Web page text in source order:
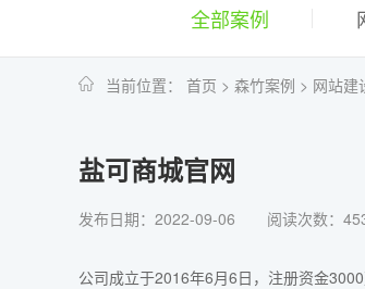
全部案例
当前位置： 首页 > 森竹案例 > 网站建
盐可商城官网
发布日期：2022-09-06 阅读次数：
公司成立于2016年6月6日，注册资金